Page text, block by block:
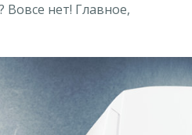
Вовсе нет! Главное,